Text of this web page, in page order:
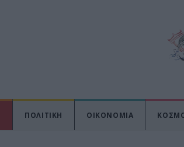
ΠΟΛΙΤΙΚΗ ΟΙΚΟΝΟΜΙΑ